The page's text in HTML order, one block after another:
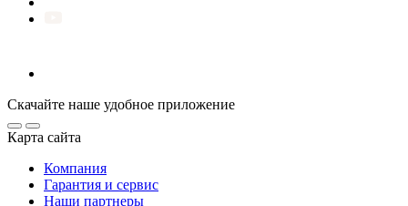
Скачайте наше удобное приложение
Карта сайта
Компания
Гарантия и сервис
Наши партнеры